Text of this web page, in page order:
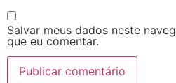
Salvar meus dados neste
que eu comentar.